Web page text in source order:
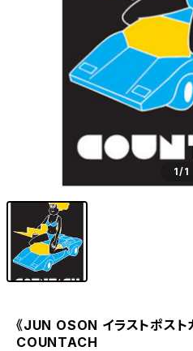
1/1
《JUN OSON イラストポス
COUNTACH